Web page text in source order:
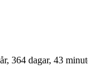
364 dagar, 43